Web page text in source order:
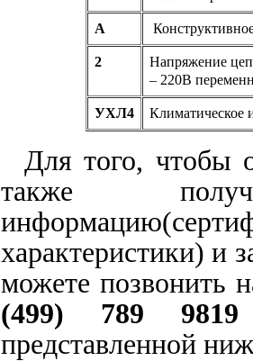
А
2
Напряжение
– 220В
УХЛ4 Климатическое
Для того, чтобы
также
характеристики) и
можете позвонить
(499) 789
представленной